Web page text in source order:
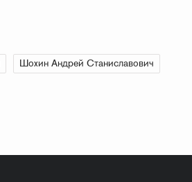
Шохин Андрей Станиславович